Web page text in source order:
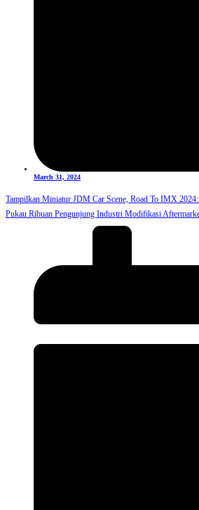
March 31, 2024
Tampilkan Miniatur JDM Car Scene, Road To IMX
Pukau Ribuan Pengunjung Industri Modifikasi